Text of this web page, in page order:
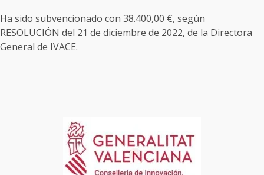
Ha sido subvencionado con 38.400,00 €, según
RESOLUCIÓN del 21 de diciembre de 2022, de la Directora
General de IVACE.